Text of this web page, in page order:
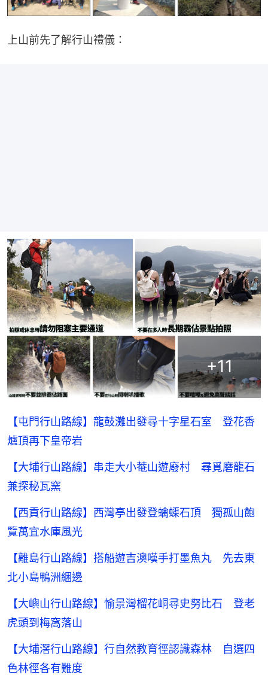
上山前先了解行山禮儀：
+11
【屯門行山路線】龍鼓灘出發尋十字星石室 登花香
爐頂再下皇帝岩
【大埔行山路線】串走大小菴山遊廢村 尋覓磨龍石
兼探秘瓦窯
【西貢行山路線】西灣亭出發登蠄蟝石頂 獨孤山飽
覽萬宜水庫風光
【離島行山路線】搭船遊吉澳嘆手打墨魚丸 先去東
北小島鴨洲綑邊
【大嶼山行山路線】愉景灣榴花峒尋史努比石 登老
虎頭到梅窩落山
【大埔滘行山路線】行自然教育徑認識森林 自選四
色林徑各有難度